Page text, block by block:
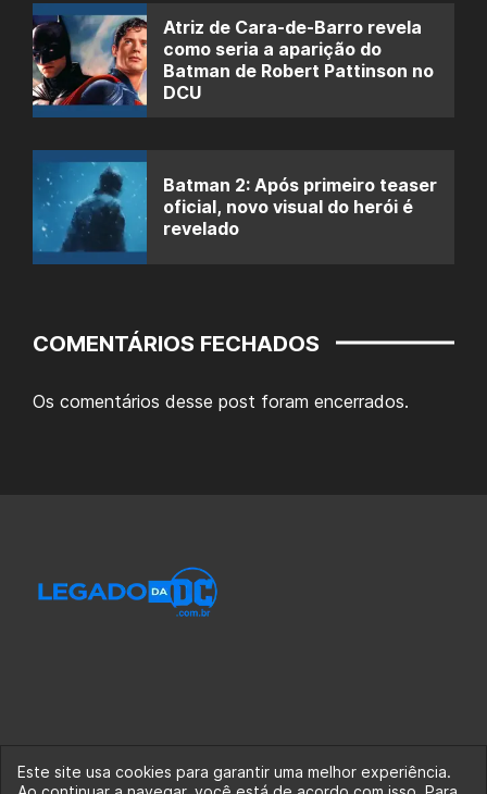
Atriz de Cara-de-Barro revela
como seria a aparição do
Batman de Robert Pattinson no
DCU
Batman 2: Após primeiro teaser
oficial, novo visual do herói é
revelado
COMENTÁRIOS FECHADOS
Os comentários desse post foram encerrados.
Este site usa cookies para garantir uma melhor experiência.